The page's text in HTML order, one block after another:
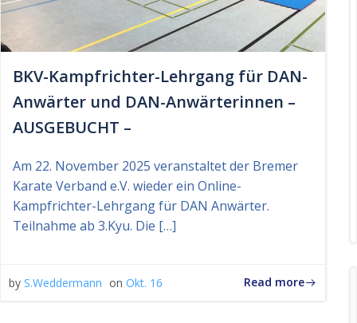
BKV-Kampfrichter-Lehrgang für DAN-
Anwärter und DAN-Anwärterinnen –
AUSGEBUCHT –
Am 22. November 2025 veranstaltet der Bremer
Karate Verband e.V. wieder ein Online-
Kampfrichter-Lehrgang für DAN Anwärter.
Teilnahme ab 3.Kyu. Die […]
by S.Weddermann on Okt. 16 Read more